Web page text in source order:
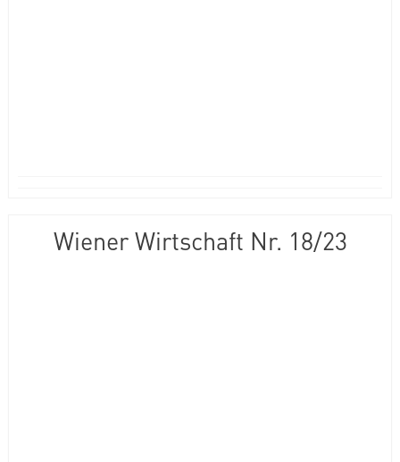
Wiener Wirtschaft Nr. 18/23